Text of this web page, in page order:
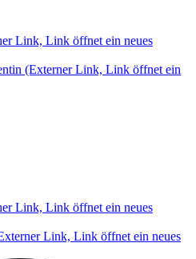
Link, Link öffnet ein neues
(Externer Link, Link öffnet ein
Link, Link öffnet ein neues
Link, Link öffnet ein neues